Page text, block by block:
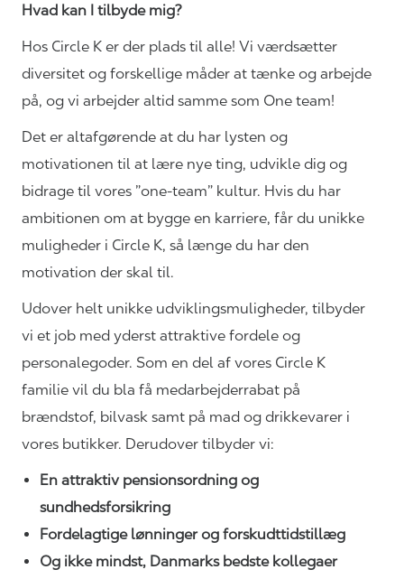
Hvad kan I tilbyde mig?
Hos Circle K er der plads til alle! Vi værdsætter
diversitet og forskellige måder at tænke og arbejde
på, og vi arbejder altid samme som One team!
Det er altafgørende at du har lysten og
motivationen til at lære nye ting, udvikle dig og
bidrage til vores ”one-team” kultur. Hvis du har
ambitionen om at bygge en karriere, får du unikke
muligheder i Circle K, så længe du har den
motivation der skal til.
Udover helt unikke udviklingsmuligheder, tilbyder
vi et job med yderst attraktive fordele og
personalegoder. Som en del af vores Circle K
familie vil du bla få medarbejderrabat på
brændstof, bilvask samt på mad og drikkevarer i
vores butikker. Derudover tilbyder vi:
En attraktiv pensionsordning og
sundhedsforsikring
Fordelagtige lønninger og forskudttidstillæg
Og ikke mindst, Danmarks bedste kollegaer